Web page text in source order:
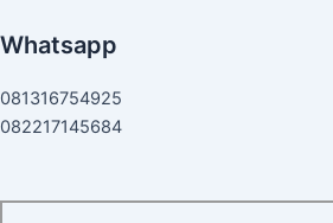
Whatsapp
081316754925
082217145684